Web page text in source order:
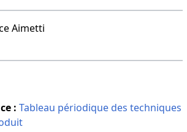
Aimetti
: Tableau périodique des techniques